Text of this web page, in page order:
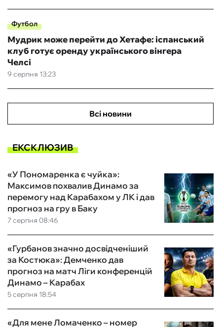
Футбол
9 серпня 13:23
Мудрик може перейти до Хетафе: іспанський
клуб готує оренду українського вінгера
Челсі
Всі новини
ЕКСКЛЮЗИВ
7 серпня 08:46
«У Пономаренка є чуйка»:
Максимов похвалив Динамо за
перемогу над Карабахом у ЛК і дав
прогноз на гру в Баку
5 серпня 18:54
«Гурбанов значно досвідченіший
за Костюка»: Демченко дав
прогноз на матч Ліги конференцій
Динамо – Карабах
«Для мене Ломаченко – номер